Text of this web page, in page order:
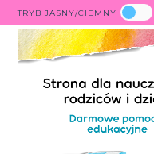
TRYB JASNY/CIEMNY